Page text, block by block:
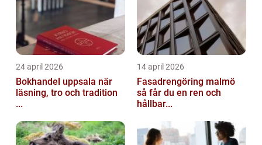
24 april 2026
Bokhandel uppsala när
läsning, tro och tradition
...
14 april 2026
Fasadrengöring malmö
så får du en ren och
hållbar...